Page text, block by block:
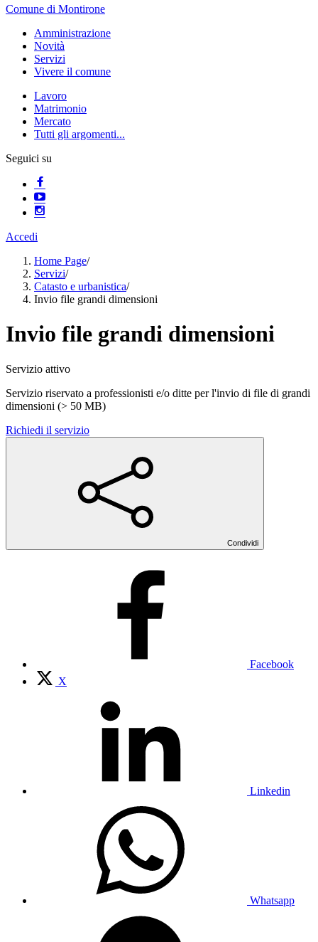
Comune di Montirone
Amministrazione
Novità
Servizi
Vivere il comune
Lavoro
Matrimonio
Mercato
Tutti gli argomenti...
Seguici su
Accedi
Home Page/
Servizi/
Catasto e urbanistica/
Invio file grandi dimensioni
Invio file grandi dimensioni
Servizio attivo
Servizio riservato a professionisti e/o ditte per l'invio di file di grandi
dimensioni (> 50 MB)
Richiedi il servizio
Condividi
Facebook
X
Linkedin
Whatsapp